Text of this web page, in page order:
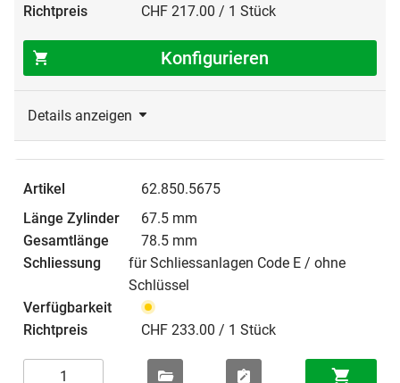
CHF 217.00 / 1 Stück
Konfigurieren
Details anzeigen
62.850.5675
67.5 mm
78.5 mm
für Schliessanlagen Code E / ohne
Schlüssel
CHF 233.00 / 1 Stück